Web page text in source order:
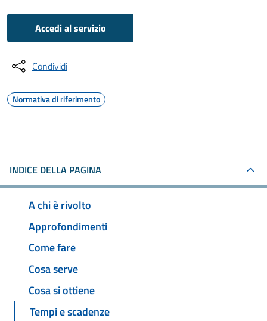
Accedi al servizio
Condividi
Normativa di riferimento
INDICE DELLA PAGINA
A chi è rivolto
Approfondimenti
Come fare
Cosa serve
Cosa si ottiene
Tempi e scadenze